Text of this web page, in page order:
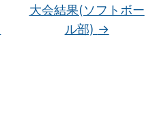
大会結果(ソフトボー
ル部) →